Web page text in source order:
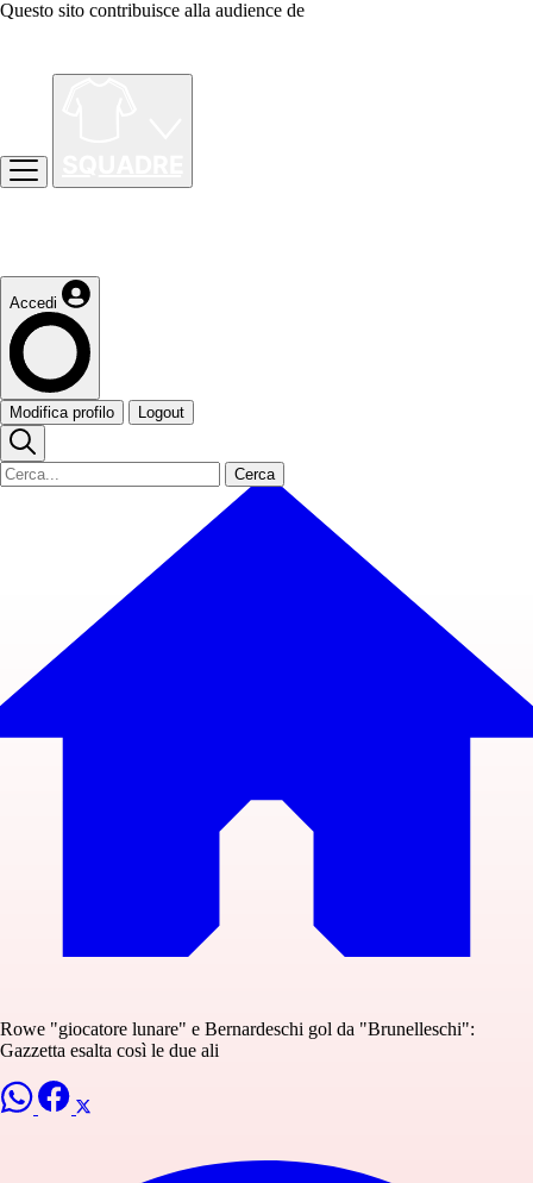
Questo sito contribuisce alla audience de
Accedi
Modifica profilo Logout
Cerca
Rowe "giocatore lunare" e Bernardeschi gol da "Brunelleschi":
Gazzetta esalta così le due ali